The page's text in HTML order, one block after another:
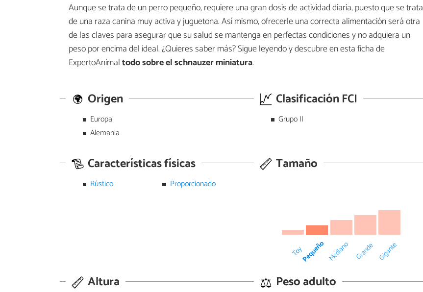
Aunque se trata de un perro pequeño, requiere una gran dosis de actividad diaria, puesto que se trata
de una raza canina muy activa y juguetona. Así mismo, ofrecerle una correcta alimentación será otra
de las claves para asegurar que su salud se mantenga en perfectas condiciones y no adquiera un
peso por encima del ideal. ¿Quieres saber más? Sigue leyendo y descubre en esta ficha de
ExpertoAnimaltodo sobre el schnauzer miniatura.
Origen
Europa
Alemania
Clasificación FCI
Grupo II
Características físicas
Rústico Proporcionado
Tamaño
ToyPequeño Mediano Grande Gigante
Altura Peso adulto